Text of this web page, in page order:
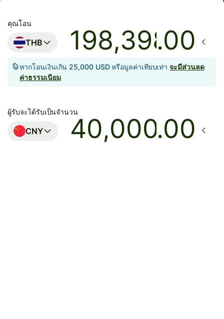
คุณโอน
THB .00
หากโอนเงินเกิน 25,000 USD หรือมูลค่าเทียบเท่าจะมีส่วนลด
ค่าธรรมเนียม
ผู้รับจะได้รับเป็นจำนวน
CNY .00